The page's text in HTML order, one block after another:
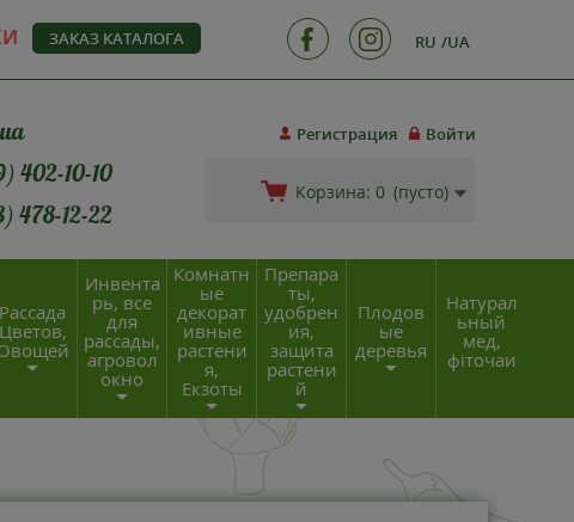
ЗАКАЗ КАТАЛОГА RU UA
Регистрация Войти
Корзина: 0 (пусто)
402-10-10
478-12-22
Рассада
Цветов,
Инвента
рь, все
для
рассады,
агровол
окно
Комнатн
ые
декорат
ивные
растени
я,
Екзоты
Препара
ты,
удобрен
ия,
защита
растени
й
Плодов
ые
деревья
Натурал
ьный
мед,
фіточаи